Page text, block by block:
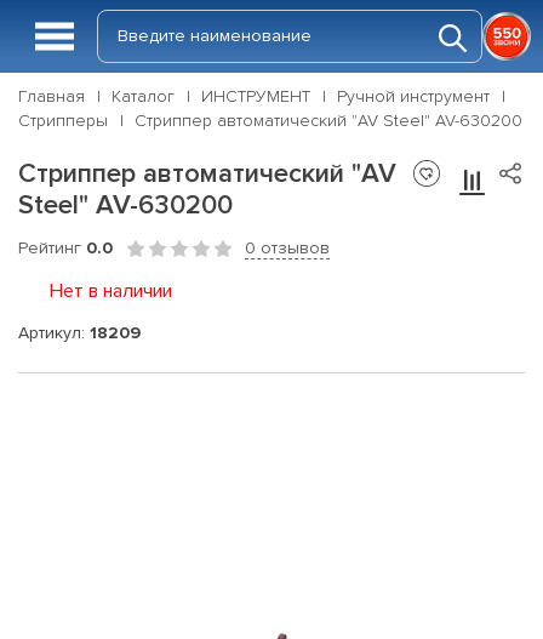
Главная Каталог ИНСТРУМЕНТ
Ручной инструмент
Стрипперы
Стриппер автоматический "AV Steel" AV-630200
Стриппер автоматический "AV
Steel" AV-630200
Рейтинг 0.0 0 отзывов
Нет в наличии
Артикул: 18209